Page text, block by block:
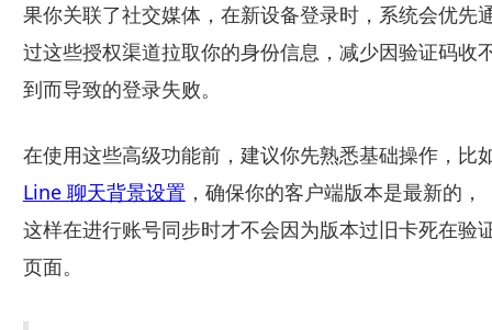
果你关联了社交媒体，在新设备登录时，系统会优先
过这些授权渠道拉取你的身份信息，减少因验证码收
到而导致的登录失败。
在使用这些高级功能前，建议你先熟悉基础操作，比
Line 聊天背景设置 ，确保你的客户端版本是最新的，
这样在进行账号同步时才不会因为版本过旧卡死在验
页面。